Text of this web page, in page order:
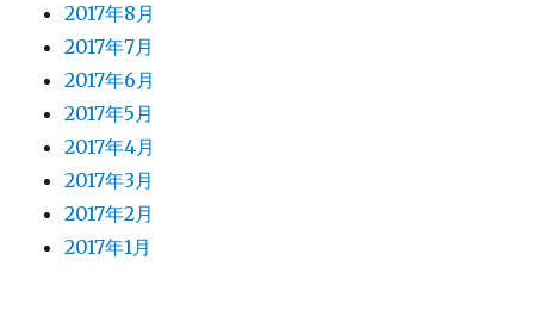
2017年8月
2017年7月
2017年6月
2017年5月
2017年4月
2017年3月
2017年2月
2017年1月